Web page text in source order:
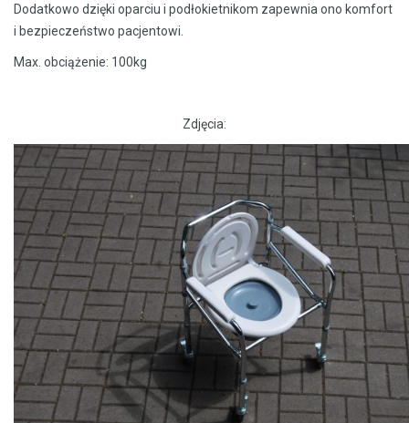
Dodatkowo dzięki oparciu i podłokietnikom zapewnia ono komfort
i bezpieczeństwo pacjentowi.
Max. obciążenie: 100kg
Zdjęcia: